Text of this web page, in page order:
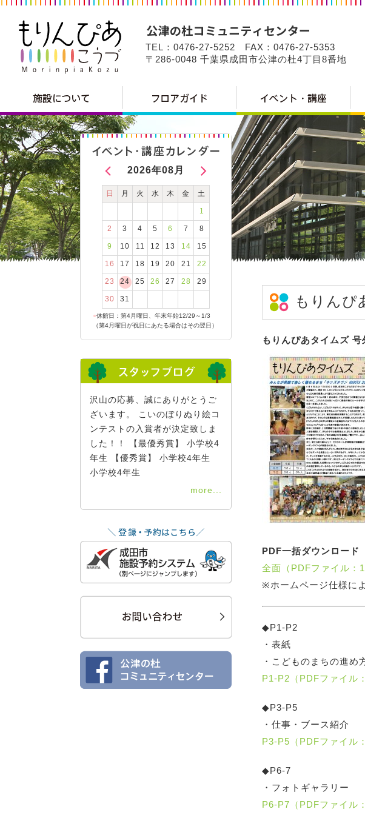
TEL：0476-27-5252 FAX：0476-27-5353
〒286-0048 千葉県成田市公津の杜4丁目8番地
もりんぴ
もりんぴあタイムズ
PDF一括ダウンロード
全面（PDFファイル：
※ホームページ仕様に
◆P1-P2
・表紙
・こどものまちの進め
P1-P2（PDFファイル
◆P3-P5
・仕事・ブース紹介
P3-P5（PDFファイル
◆P6-7
・フォトギャラリー
P6-P7（PDFファイル
2026年08月
日 月 火 水 木 金 土
1
2 3 4 5 6 7 8
9 10 11 12 13 14 15
16 17 18 19 20 21 22
23 24 25 26 27 28 29
30 31
●休館日：第4月曜日、年末年始12/29～1/3
（第4月曜日が祝日にあたる場合はその翌日）
沢山の応募、誠にありがとうご
ざいます。 こいのぼりぬり絵コ
ンテストの入賞者が決定致しま
した！！ 【最優秀賞】 小学校4
年生 【優秀賞】 小学校4年生
小学校4年生
more...